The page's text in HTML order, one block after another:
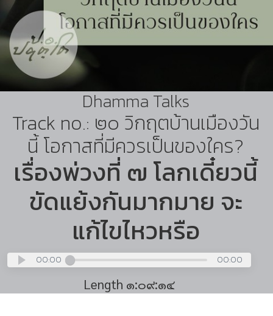
Dhamma Talks
Track no.: ๒๐ วิกฤตบ้านเมืองวัน
นี้ โอกาสที่มีควรเป็นของใคร?
เรื่องพ่วงที่ ๗ โลกเดี๋ยวนี้
ขัดแย้งกันมากมาย จะ
แก้ไขไหวหรือ
00:00 00:00
Length ๑:๐๙:๑๔